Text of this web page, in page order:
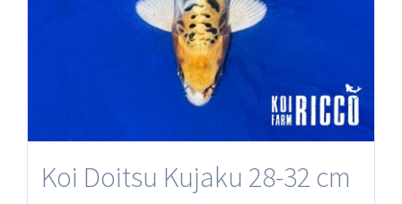
Koi Doitsu Kujaku 28-32 cm